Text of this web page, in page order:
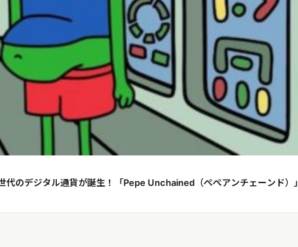
のデジタル通貨が誕生！「Pepe Unchained（ぺぺアンチェーンド）」